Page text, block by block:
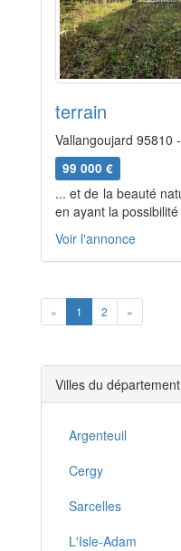
terrain
Vallangoujard 95810
99 000 €
... et de la beauté
en ayant la
Voir l'annonce
« Previous
1 2 »
Villes du département
Argenteuil
Cergy
Sarcelles
L'Isle-Adam